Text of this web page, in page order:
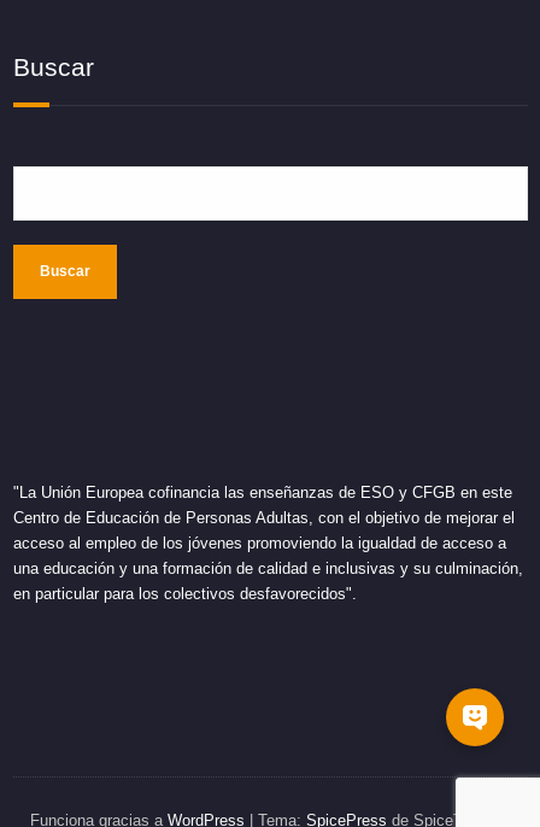
Buscar
Buscar
"La Unión Europea cofinancia las enseñanzas de ESO y CFGB en este
Centro de Educación de Personas Adultas, con el objetivo de mejorar el
acceso al empleo de los jóvenes promoviendo la igualdad de acceso a
una educación y una formación de calidad e inclusivas y su culminación,
en particular para los colectivos desfavorecidos".
Funciona gracias a WordPress | Tema: SpicePress de SpiceThemes